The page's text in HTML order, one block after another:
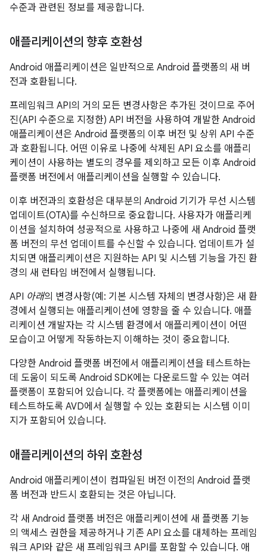
수준과 관련된 정보를 제공합니다.
애플리케이션의 향후 호환성
Android 애플리케이션은 일반적으로 Android 플랫폼의 새 버
전과 호환됩니다.
프레임워크 API의 거의 모든 변경사항은 추가된 것이므로 주어
진(API 수준으로 지정한) API 버전을 사용하여 개발한 Android
애플리케이션은 Android 플랫폼의 이후 버전 및 상위 API 수준
과 호환됩니다. 어떤 이유로 나중에 삭제된 API 요소를 애플리
케이션이 사용하는 별도의 경우를 제외하고 모든 이후 Android
플랫폼 버전에서 애플리케이션을 실행할 수 있습니다.
이후 버전과의 호환성은 대부분의 Android 기기가 무선 시스템
업데이트(OTA)를 수신하므로 중요합니다. 사용자가 애플리케
이션을 설치하여 성공적으로 사용하고 나중에 새 Android 플랫
폼 버전의 무선 업데이트를 수신할 수 있습니다. 업데이트가 설
치되면 애플리케이션은 지원하는 API 및 시스템 기능을 가진 환
경의 새 런타임 버전에서 실행됩니다.
API 아래의 변경사항(예: 기본 시스템 자체의 변경사항)은 새 환
경에서 실행되는 애플리케이션에 영향을 줄 수 있습니다. 애플
리케이션 개발자는 각 시스템 환경에서 애플리케이션이 어떤
모습이고 어떻게 작동하는지 이해하는 것이 중요합니다.
다양한 Android 플랫폼 버전에서 애플리케이션을 테스트하는
데 도움이 되도록 Android SDK에는 다운로드할 수 있는 여러
플랫폼이 포함되어 있습니다. 각 플랫폼에는 애플리케이션을
테스트하도록 AVD에서 실행할 수 있는 호환되는 시스템 이미
지가 포함되어 있습니다.
애플리케이션의 하위 호환성
Android 애플리케이션이 컴파일된 버전 이전의 Android 플랫
폼 버전과 반드시 호환되는 것은 아닙니다.
각 새 Android 플랫폼 버전은 애플리케이션에 새 플랫폼 기능
의 액세스 권한을 제공하거나 기존 API 요소를 대체하는 프레임
워크 API와 같은 새 프레임워크 API를 포함할 수 있습니다. 애